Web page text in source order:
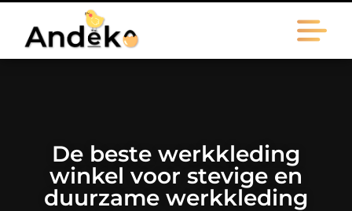
De beste werkkleding
winkel voor stevige en
duurzame werkkleding